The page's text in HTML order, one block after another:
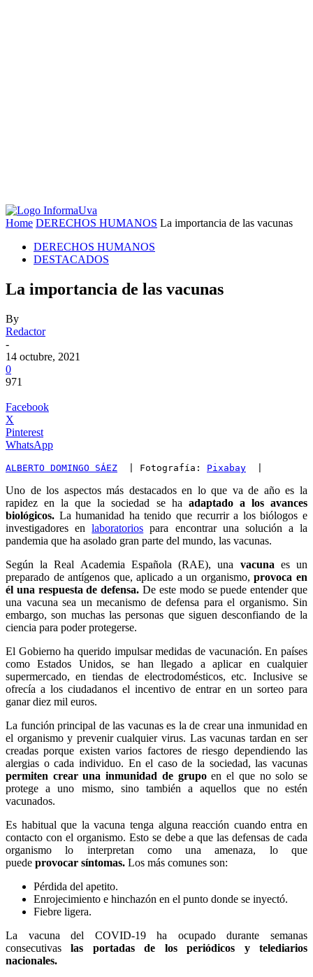
Home DERECHOS HUMANOS La importancia de las vacunas
DERECHOS HUMANOS
DESTACADOS
La importancia de las vacunas
By
Redactor
-
14 octubre, 2021
0
971
Facebook
X
Pinterest
WhatsApp
ALBERTO DOMINGO SÁEZ
  | Fotografía:
Pixabay
Uno de los aspectos más destacados en lo que va de año es la
rapidez en la que la sociedad se ha adaptado a los avances
biológicos. La humanidad ha tenido que recurrir a los biólogos e
investigadores enlaboratorios para encontrar una solución a la
pandemia que ha asolado gran parte del mundo, las vacunas.
Según la Real Academia Española (RAE), una vacuna es un
preparado de antígenos que, aplicado a un organismo, provoca en
él una respuesta de defensa. De este modo se puede entender que
una vacuna sea un mecanismo de defensa para el organismo. Sin
embargo, son muchas las personas que siguen desconfiando de la
ciencia para poder protegerse.
El Gobierno ha querido impulsar medidas de vacunación. En países
como Estados Unidos, se han llegado a aplicar en cualquier
supermercado, en tiendas de electrodomésticos, etc. Inclusive se
ofrecía a los ciudadanos el incentivo de entrar en un sorteo para
ganar diez mil euros.
La función principal de las vacunas es la de crear una inmunidad en
el organismo y prevenir cualquier virus. Las vacunas tardan en ser
creadas porque existen varios factores de riesgo dependiendo las
alergias o cada individuo. En el caso de la sociedad, las vacunas
permiten crear una inmunidad de grupoen el que no solo se
protege a uno mismo, sino también a aquellos que no estén
vacunados.
Es habitual que la vacuna tenga alguna reacción cuando entra en
contacto con el organismo. Esto se debe a que las defensas de cada
organismo lo interpretan como una amenaza, lo que
puede provocar síntomas. Los más comunes son:
Pérdida del apetito.
Enrojecimiento e hinchazón en el punto donde se inyectó.
Fiebre ligera.
La vacuna del COVID-19 ha ocupado durante semanas
consecutivas las portadas de los periódicos y telediarios
nacionales.